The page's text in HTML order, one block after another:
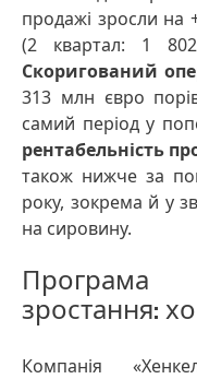
продажі зросли на
(2 квартал: 1
Скоригований
313 млн євро
самий період у
рентабельність
також нижче за
року, зокрема й у
на сировину.
зростання:
Компанія